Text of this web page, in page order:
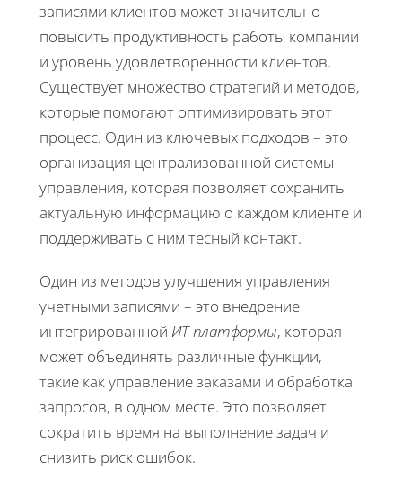
записями клиентов может значительно
повысить продуктивность работы компании
и уровень удовлетворенности клиентов.
Существует множество стратегий и методов,
которые помогают оптимизировать этот
процесс. Один из ключевых подходов – это
организация централизованной системы
управления, которая позволяет сохранить
актуальную информацию о каждом клиенте и
поддерживать с ним тесный контакт.
Один из методов улучшения управления
учетными записями – это внедрение
интегрированной ИТ-платформы, которая
может объединять различные функции,
такие как управление заказами и обработка
запросов, в одном месте. Это позволяет
сократить время на выполнение задач и
снизить риск ошибок.